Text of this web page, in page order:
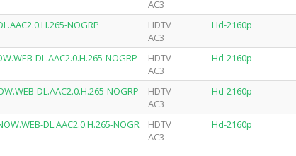
AC3
NOGRP
HDTV
AC3
Hd-2160p
DL.AAC2.0.H.265-NOGRP
HDTV
AC3
Hd-2160p
DL.AAC2.0.H.265-NOGRP
HDTV
AC3
Hd-2160p
DL.AAC2.0.H.265-NOGR
HDTV
AC3
Hd-2160p